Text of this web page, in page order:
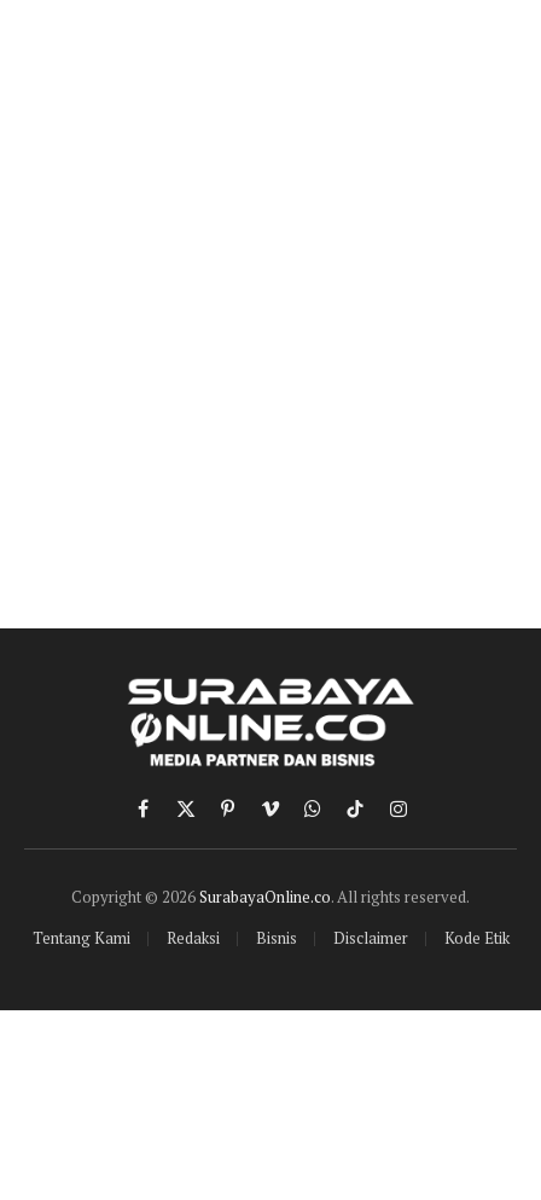
Facebook
X
(Twitter)
PinterestVimeoWhatsApp
TikTokInstagram
Copyright © 2026SurabayaOnline.co. All rights reserved.
Tentang Kami
Redaksi Bisnis Disclaimer Kode Etik